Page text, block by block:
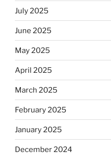
July 2025
June 2025
May 2025
April 2025
March 2025
February 2025
January 2025
December 2024